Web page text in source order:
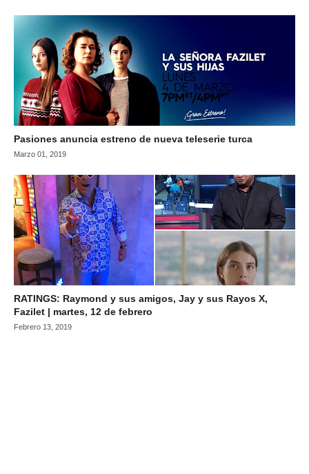
Pasiones anuncia estreno de nueva teleserie turca
Marzo 01, 2019
RATINGS: Raymond y sus amigos, Jay y sus Rayos X,
Fazilet | martes, 12 de febrero
Febrero 13, 2019